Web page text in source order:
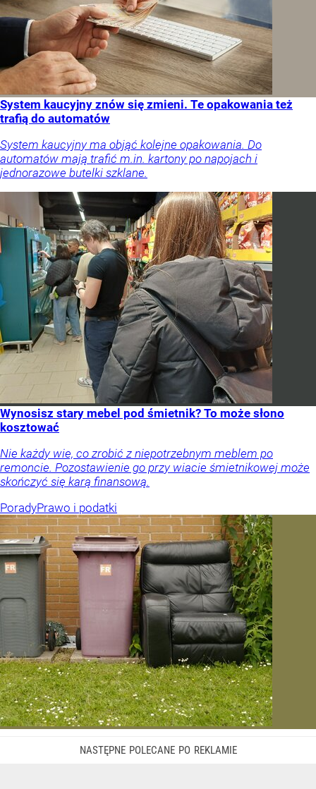
System kaucyjny znów się zmieni. Te opakowania też
trafią do automatów
System kaucyjny ma objąć kolejne opakowania. Do
automatów mają trafić m.in. kartony po napojach i
jednorazowe butelki szklane.
Wynosisz stary mebel pod śmietnik? To może słono
kosztować
Nie każdy wie, co zrobić z niepotrzebnym meblem po
remoncie. Pozostawienie go przy wiacie śmietnikowej może
skończyć się karą finansową.
PoradyPrawo i podatki